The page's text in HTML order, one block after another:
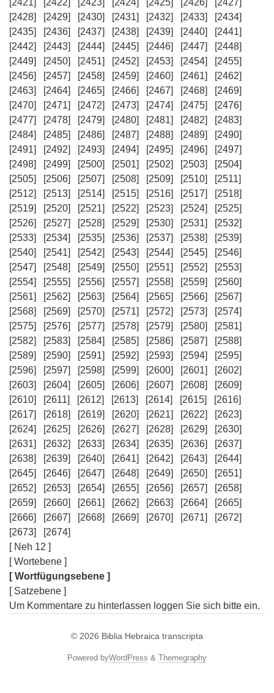
[2421]
[2422] [2423] [2424] [2425] [2426]
[2427]
[2428]
[2429] [2430] [2431] [2432] [2433]
[2434]
[2435]
[2436] [2437] [2438] [2439] [2440]
[2441]
[2442]
[2443] [2444] [2445] [2446] [2447]
[2448]
[2449]
[2450] [2451] [2452] [2453] [2454]
[2455]
[2456]
[2457] [2458] [2459] [2460] [2461]
[2462]
[2463]
[2464] [2465] [2466] [2467] [2468]
[2469]
[2470]
[2471] [2472] [2473] [2474] [2475]
[2476]
[2477]
[2478] [2479] [2480] [2481] [2482]
[2483]
[2484]
[2485] [2486] [2487] [2488] [2489]
[2490]
[2491]
[2492] [2493] [2494] [2495] [2496]
[2497]
[2498]
[2499] [2500] [2501] [2502] [2503]
[2504]
[2505]
[2506] [2507] [2508] [2509] [2510]
[2511]
[2512]
[2513] [2514] [2515] [2516] [2517]
[2518]
[2519]
[2520] [2521] [2522] [2523] [2524]
[2525]
[2526]
[2527] [2528] [2529] [2530] [2531]
[2532]
[2533]
[2534] [2535] [2536] [2537] [2538]
[2539]
[2540]
[2541] [2542] [2543] [2544] [2545]
[2546]
[2547]
[2548] [2549] [2550] [2551] [2552]
[2553]
[2554]
[2555] [2556] [2557] [2558] [2559]
[2560]
[2561]
[2562] [2563] [2564] [2565] [2566]
[2567]
[2568]
[2569] [2570] [2571] [2572] [2573]
[2574]
[2575]
[2576] [2577] [2578] [2579] [2580]
[2581]
[2582]
[2583] [2584] [2585] [2586] [2587]
[2588]
[2589]
[2590] [2591] [2592] [2593] [2594]
[2595]
[2596]
[2597] [2598] [2599] [2600] [2601]
[2602]
[2603]
[2604] [2605] [2606] [2607] [2608]
[2609]
[2610]
[2611] [2612] [2613] [2614] [2615]
[2616]
[2617]
[2618] [2619] [2620] [2621] [2622]
[2623]
[2624]
[2625] [2626] [2627] [2628] [2629]
[2630]
[2631]
[2632] [2633] [2634] [2635] [2636]
[2637]
[2638]
[2639] [2640] [2641] [2642] [2643]
[2644]
[2645]
[2646] [2647] [2648] [2649] [2650]
[2651]
[2652]
[2653] [2654] [2655] [2656] [2657]
[2658]
[2659]
[2660] [2661] [2662] [2663] [2664]
[2665]
[2666]
[2667] [2668] [2669] [2670] [2671]
[2672]
[2673]
[2674]
[ Neh 12 ]
[ Wortebene ]
[ Wortfügungsebene ]
[ Satzebene ]
Um Kommentare zu hinterlassen loggen Sie sich bitte ein.
© 2026 Biblia Hebraica transcripta
Powered byWordPress & Themegraphy